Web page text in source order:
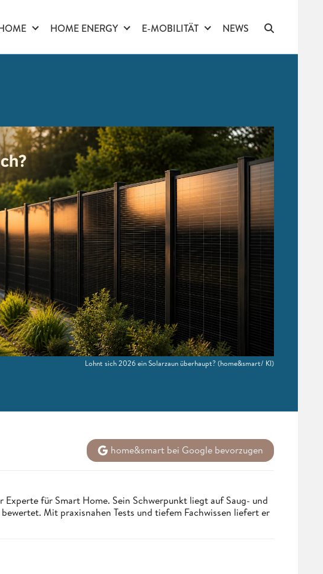
HOME ENERGY E-MOBILITÄT NEWS
Lohnt sich 2026 ein Solarzaun überhaupt? (home&smart/ KI)
home&smart bei Google bevorzugen
Experte für Smart Home. Sein Schwerpunkt liegt auf Saug- und
Mit praxisnahen Tests und tiefem Fachwissen liefert er